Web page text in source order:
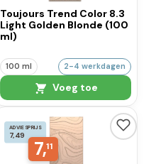
Toujours Trend Color 8.3
Light Golden Blonde (100
ml)
100 ml 2-4 werkdagen
Voeg toe
ADVIESPRIJS
7,49
7,11